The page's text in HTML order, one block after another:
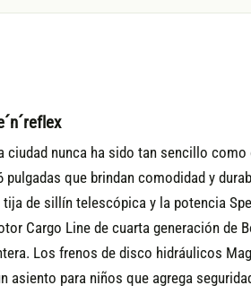
ciudad nunca ha sido tan sencillo
pulgadas que brindan comodidad y
de sillín telescópica y la potencia
Cargo Line de cuarta generación
Los frenos de disco hidráulicos
para niños que agrega